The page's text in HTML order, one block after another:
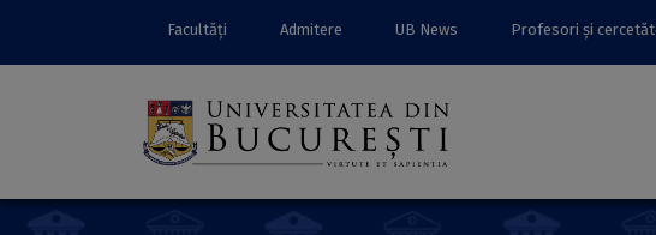
Facultăți Admitere UB News Profesori și